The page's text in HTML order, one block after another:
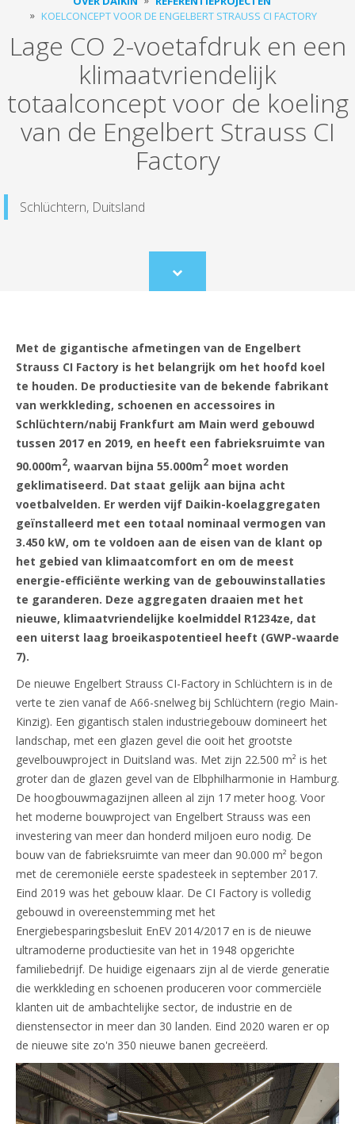
KOELCONCEPT VOOR DE ENGELBERT STRAUSS CI FACTORY
Lage CO 2-voetafdruk en een
klimaatvriendelijk
totaalconcept voor de koeling
van de Engelbert Strauss CI
Factory
Schlüchtern, Duitsland
Scroll
to
Met de gigantische afmetingen van de Engelbert
Strauss CI Factory is het belangrijk om het hoofd koel
te houden. De productiesite van de bekende fabrikant
van werkkleding, schoenen en accessoires in
Schlüchtern/nabij Frankfurt am Main werd gebouwd
tussen 2017 en 2019, en heeft een fabrieksruimte van
90.000m2, waarvan bijna 55.000m2 moet worden
geklimatiseerd. Dat staat gelijk aan bijna acht
voetbalvelden. Er werden vijf Daikin-koelaggregaten
geïnstalleerd met een totaal nominaal vermogen van
3.450 kW, om te voldoen aan de eisen van de klant op
het gebied van klimaatcomfort en om de meest
energie-efficiënte werking van de gebouwinstallaties
te garanderen. Deze aggregaten draaien met het
nieuwe, klimaatvriendelijke koelmiddel R1234ze, dat
een uiterst laag broeikaspotentieel heeft (GWP-waarde
7).
De nieuwe Engelbert Strauss CI-Factory in Schlüchtern is in de
verte te zien vanaf de A66-snelweg bij Schlüchtern (regio Main-
Kinzig). Een gigantisch stalen industriegebouw domineert het
landschap, met een glazen gevel die ooit het grootste
gevelbouwproject in Duitsland was. Met zijn 22.500 m² is het
groter dan de glazen gevel van de Elbphilharmonie in Hamburg.
De hoogbouwmagazijnen alleen al zijn 17 meter hoog. Voor
het moderne bouwproject van Engelbert Strauss was een
investering van meer dan honderd miljoen euro nodig. De
bouw van de fabrieksruimte van meer dan 90.000 m² begon
met de ceremoniële eerste spadesteek in september 2017.
Eind 2019 was het gebouw klaar. De CI Factory is volledig
gebouwd in overeenstemming met het
Energiebesparingsbesluit EnEV 2014/2017 en is de nieuwe
ultramoderne productiesite van het in 1948 opgerichte
familiebedrijf. De huidige eigenaars zijn al de vierde generatie
die werkkleding en schoenen produceren voor commerciële
klanten uit de ambachtelijke sector, de industrie en de
dienstensector in meer dan 30 landen. Eind 2020 waren er op
de nieuwe site zo'n 350 nieuwe banen gecreëerd.